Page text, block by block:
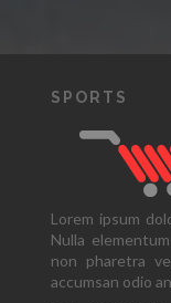
SPORTS
Lorem ipsum
Nulla
non pharetra
accumsan odio